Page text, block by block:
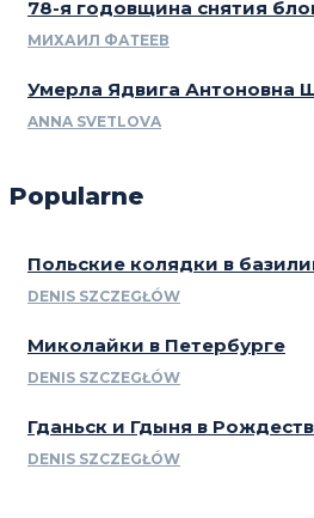
78-я годовщина снятия
МИХАИЛ ФАТЕЕВ
Умерла Ядвига Антоновна
ANNA SVETLOVA
Popularne
Польские колядки в
DENIS SZCZEGŁÓW
Миколайки в Петербурге
DENIS SZCZEGŁÓW
Гданьск и Гдыня в
DENIS SZCZEGŁÓW